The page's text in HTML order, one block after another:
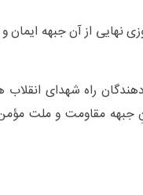
نهایی از آن جبهه
راه شهدای
جبهه مقاومت و ملت